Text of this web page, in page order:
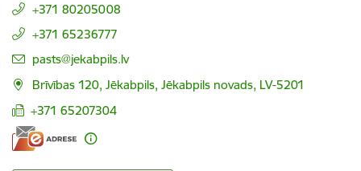
+371 80205008
+371 65236777
E-pasts:
pasts@jekabpils.lv
Brīvības 120, Jēkabpils, Jēkabpils novads, LV-5201
+371 65207304